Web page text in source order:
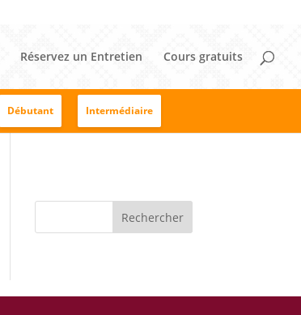
Réservez un Entretien Cours gratuits
Débutant Intermédiaire